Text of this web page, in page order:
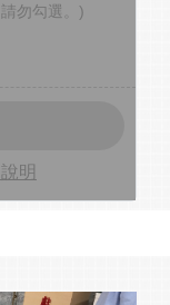
勿勾選。)
明